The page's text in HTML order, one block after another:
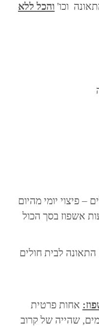
וכו' והכל ללא
– פיצוי יומי מהיום
התאונה לבית חולים
אחות פרטית
אשפוז העולה על 5 ימים, שהייה של קרוב